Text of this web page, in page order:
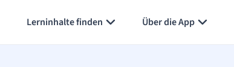
Lerninhalte finden Über die App